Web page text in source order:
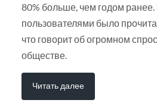
80% больше, чем годом ранее.
пользователями было
что говорит об огромном
обществе.
Читать далее